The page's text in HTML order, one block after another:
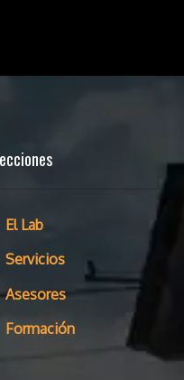
El Lab
Servicios
Asesores
Formación